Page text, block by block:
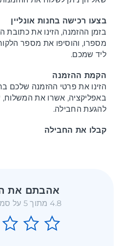
בצעו רכישה בחנות אונליין
בזמן ההזמנה, הזינו את כתובת
ליד שמכם.
הקמת ההזמנה
הזינו את פרטי ההזמנה שלכם
באפליקציה, אשרו את המשלוח,
להגעת החבילה.
קבלו את החבילה
אהבתם את
4.8 מתוך 5 על סמך 2 דירוגים